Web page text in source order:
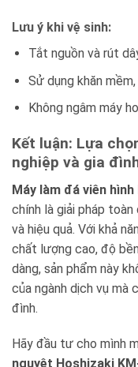
Lưu ý khi vệ sinh:
Tắt nguồn và rút
Sử dụng khăn
Không ngâm máy
Kết luận: Lựa
nghiệp và gia
Máy làm đá viên
chính là giải pháp
và hiệu quả. Với khả
chất lượng cao, độ
dàng, sản phẩm này
của ngành dịch vụ mà
đình.
Hãy đầu tư cho mình
nguyệt Hoshizaki